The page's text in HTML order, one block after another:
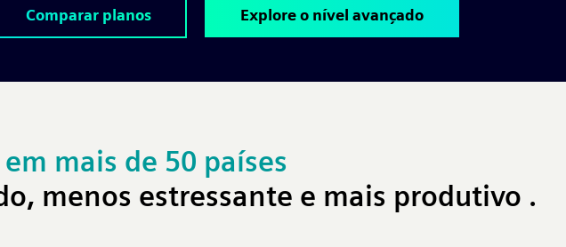
Comparar planos Explore o nível avançado
mais de 50 países
menos estressante e mais produtivo .